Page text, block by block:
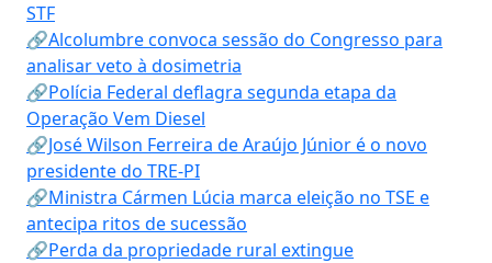
STF
🔗Alcolumbre convoca sessão do Congresso para
analisar veto à dosimetria
🔗Polícia Federal deflagra segunda etapa da
Operação Vem Diesel
🔗José Wilson Ferreira de Araújo Júnior é o novo
presidente do TRE-PI
🔗Ministra Cármen Lúcia marca eleição no TSE e
antecipa ritos de sucessão
🔗Perda da propriedade rural extingue